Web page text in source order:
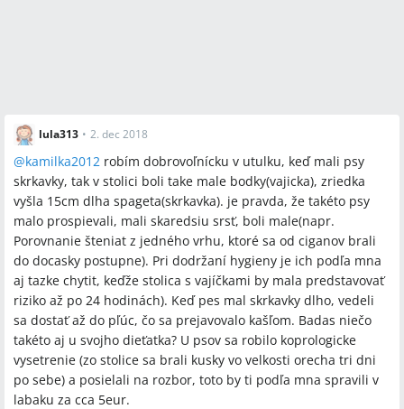
lula313 • 2. dec 2018
@kamilka2012 robím dobrovoľnícku v utulku, keď mali psy
skrkavky, tak v stolici boli take male bodky(vajicka), zriedka
vyšla 15cm dlha spageta(skrkavka). je pravda, že takéto psy
malo prospievali, mali skaredsiu srsť, boli male(napr.
Porovnanie šteniat z jedného vrhu, ktoré sa od ciganov brali
do docasky postupne). Pri dodržaní hygieny je ich podľa mna
aj tazke chytit, keďže stolica s vajíčkami by mala predstavovať
riziko až po 24 hodinách). Keď pes mal skrkavky dlho, vedeli
sa dostať až do pľúc, čo sa prejavovalo kašľom. Badas niečo
takéto aj u svojho dieťatka? U psov sa robilo koprologicke
vysetrenie (zo stolice sa brali kusky vo velkosti orecha tri dni
po sebe) a posielali na rozbor, toto by ti podľa mna spravili v
labaku za cca 5eur.